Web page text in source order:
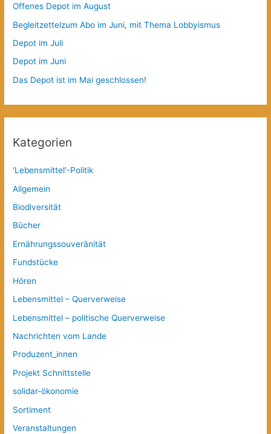
Offenes Depot im August
Begleitzettelzum Abo im Juni, mit Thema Lobbyismus
Depot im Juli
Depot im Juni
Das Depot ist im Mai geschlossen!
Kategorien
'Lebensmittel'-Politik
Allgemein
Biodiversität
Bücher
Ernährungssouveränität
Fundstücke
Hören
Lebensmittel – Querverweise
Lebensmittel – politische Querverweise
Nachrichten vom Lande
Produzent_innen
Projekt Schnittstelle
solidar-ökonomie
Sortiment
Veranstaltungen